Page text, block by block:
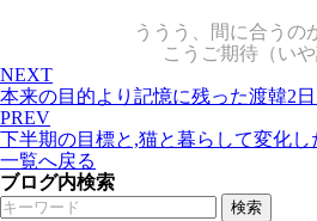
ううう、間に合うの
こうご期待（いや
NEXT
本来の目的より記憶に残った渡韓2
PREV
下半期の目標と,猫と暮らして変化し
一覧へ戻る
ブログ内検索
検索